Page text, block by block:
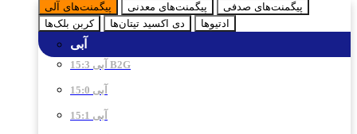
پیگمنت‌های آلی پیگمنت‌های معدنی
پیگمنت‌های صدفی
کربن بلک‌ها
دی اکسید تیتان‌ها ادتیو‌ها
آبی
آبی 15:3 B2G
آبی 15:0
آبی 15:1